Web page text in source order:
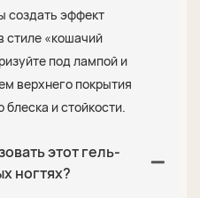
создать эффект
стиле «кошачий
под лампой и
верхнего покрытия
и стойкости.
этот гель-
ногтях?